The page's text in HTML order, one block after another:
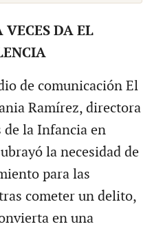
VECES DA EL
de comunicación El
Ramírez, directora
de la Infancia en
la necesidad de
para las
cometer un delito,
en una